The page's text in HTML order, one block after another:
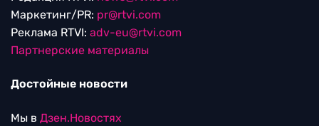
Маркетинг/PR: pr@rtvi.com
Реклама RTVI: adv-eu@rtvi.com
Партнерские материалы
Достойные новости
Мы в Дзен.Новостях